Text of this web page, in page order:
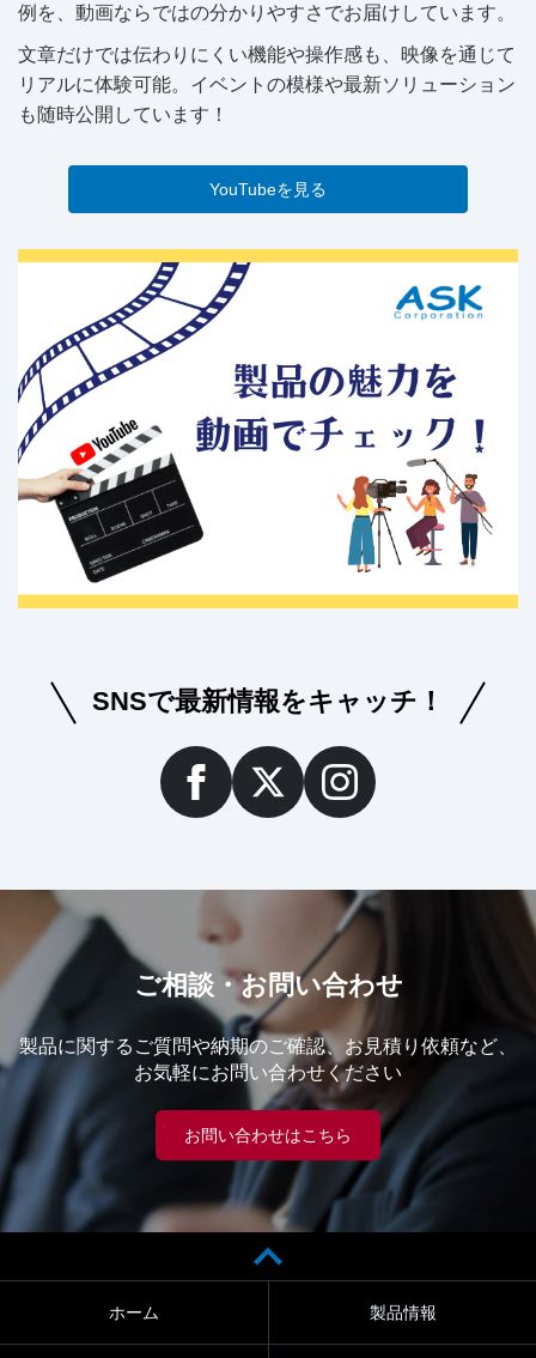
例を、動画ならではの分かりやすさでお届けしています。
文章だけでは伝わりにくい機能や操作感も、映像を通じて
リアルに体験可能。イベントの模様や最新ソリューション
も随時公開しています！
YouTubeを見る
SNSで最新情報をキャッチ！
ご相談・お問い合わせ
製品に関するご質問や納期のご確認、お見積り依頼など、
お気軽にお問い合わせください
お問い合わせはこちら
ホーム 製品情報